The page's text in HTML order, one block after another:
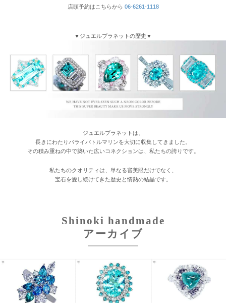
店頭予約はこちらから 06-6261-1118
▼ジュエルプラネットの歴史▼
ジュエルプラネットは、
長きにわたりパライバトルマリンを大切に収集してきました。
その積み重ねの中で築いた広いコネクションは、私たちの誇りです。
私たちのクオリティは、単なる審美眼だけでなく、
宝石を愛し続けてきた歴史と情熱の結晶です。
Shinoki handmade
アーカイブ
お買い物を続ける カートへ進む